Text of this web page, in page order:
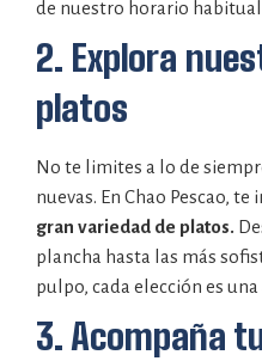
de nuestro horario
2. Explora
platos
No te limites a lo de
nuevas. En Chao Pescao,
gran variedad de platos.
plancha hasta las más
pulpo, cada elección es
3. Acompaña